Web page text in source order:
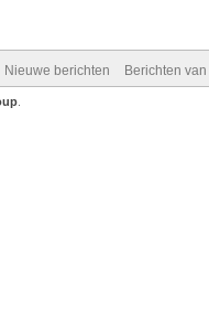
Nieuwe berichten Berichten